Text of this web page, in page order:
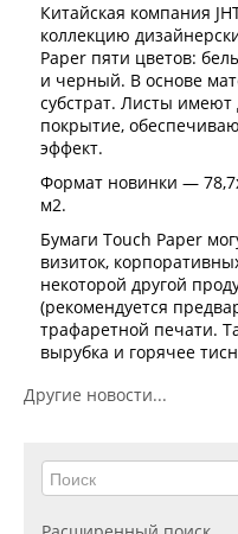
Китайская компания
коллекцию
Paper пяти цветов:
и черный. В основе
субстрат. Листы имеют
покрытие,
эффект.
Формат новинки —
м2.
Бумаги Touch Paper
визиток,
некоторой другой
(рекомендуется
трафаретной печати.
вырубка и горячее
Другие новости...